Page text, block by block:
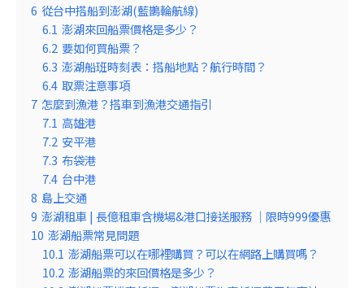
6 從台中搭船到澎湖(藍鵲輪航線)
6.1 澎湖來回船票價格是多少？
6.2 要如何買船票？
6.3 澎湖船班時刻表：搭船地點？航行時間？
6.4 取票注意事項
7 怎麼到漁港？搭車到漁港交通指引
7.1 高雄港
7.2 安平港
7.3 布袋港
7.4 台中港
8 島上交通
9 澎湖租車 | 長億租車含機場&港口接送服務 ｜限時999優惠
10 澎湖船票常見問題
10.1 澎湖船票可以在哪裡購買？可以在網路上購買嗎？
10.2 澎湖船票的來回價格是多少？